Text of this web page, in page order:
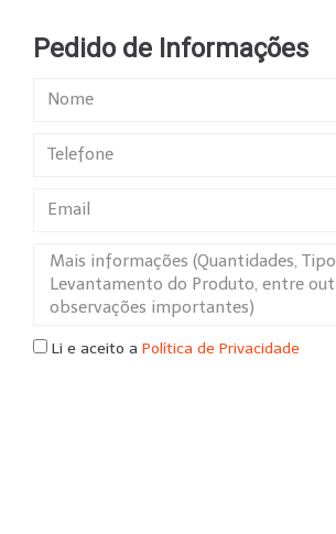
Pedido de Informações
Li e aceito a Política de Privacidade